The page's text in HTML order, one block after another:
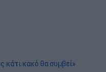
κάτι κακό θα συμβεί»